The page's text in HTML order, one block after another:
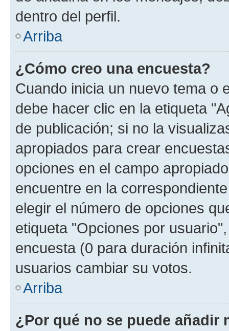
dentro del perfil.
Arriba
¿Cómo creo una encuesta?
Cuando inicia un nuevo tema o
debe hacer clic en la etiqueta
de publicación; si no la
apropiados para crear
opciones en el campo
encuentre en la
elegir el número de opciones
etiqueta "Opciones por
encuesta (0 para duración
usuarios cambiar su votos.
Arriba
¿Por qué no se puede añadir